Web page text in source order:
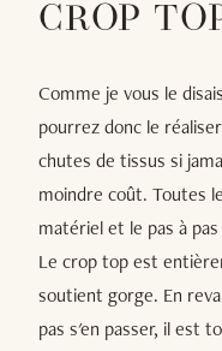
CROP
Comme je vous le
pourrez donc le
chutes de tissus si
moindre coût. Toutes
matériel et le pas à
Le crop top est
soutient gorge. En
pas s'en passer, il est